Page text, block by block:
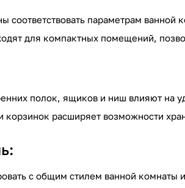
соответствовать параметрам ванной
для компактных помещений,
полок, ящиков и ниш влияют на
корзинок расширяет возможности
с общим стилем ванной комнаты